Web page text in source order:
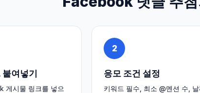
여넣기
게시물 링크를 넣으
2
응모 조건 설정
키워드 필수, 최소 @멘션 수, 날